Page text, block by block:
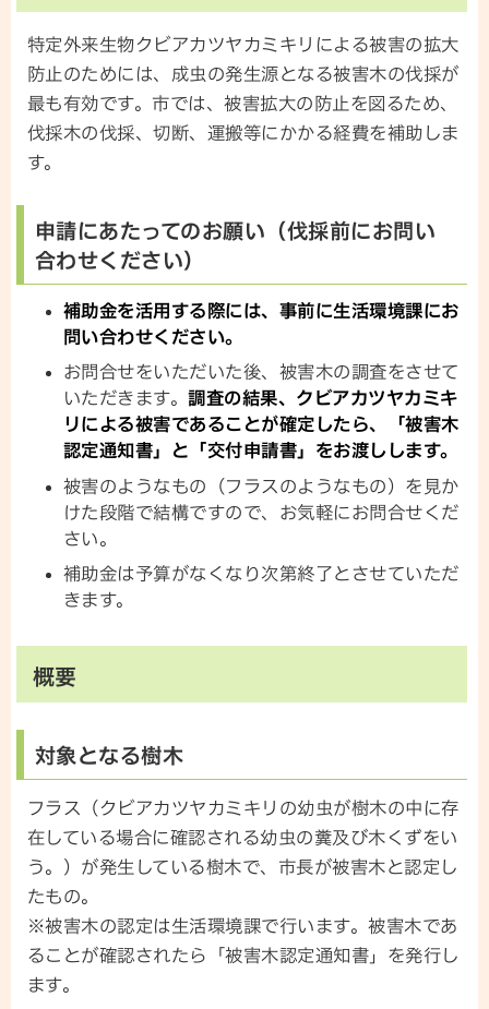
特定外来生物クビアカツヤカミキリによる被害の拡大
防止のためには、成虫の発生源となる被害木の伐採が
最も有効です。市では、被害拡大の防止を図るため、
伐採木の伐採、切断、運搬等にかかる経費を補助しま
す。
申請にあたってのお願い（伐採前にお問い
合わせください）
補助金を活用する際には、事前に生活環境課にお
問い合わせください。
お問合せをいただいた後、被害木の調査をさせて
いただきます。調査の結果、クビアカツヤカミキ
リによる被害であることが確定したら、「被害木
認定通知書」と「交付申請書」をお渡しします。
被害のようなもの（フラスのようなもの）を見か
けた段階で結構ですので、お気軽にお問合せくだ
さい。
補助金は予算がなくなり次第終了とさせていただ
きます。
概要
対象となる樹木
フラス（クビアカツヤカミキリの幼虫が樹木の中に存
在している場合に確認される幼虫の糞及び木くずをい
う。）が発生している樹木で、市長が被害木と認定し
たもの。
※被害木の認定は生活環境課で行います。被害木であ
ることが確認されたら「被害木認定通知書」を発行し
ます。